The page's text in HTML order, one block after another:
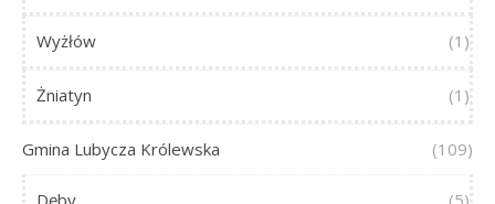
Wyżłów (1)
Żniatyn (1)
Gmina Lubycza Królewska (109)
Dęby (5)